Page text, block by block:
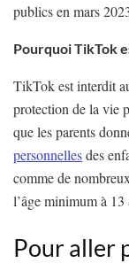
publics en mars
Pourquoi TikTok
TikTok est interdit
protection de la vie
que les parents
personnellesdes
comme de
l’âge minimum à
Pour aller